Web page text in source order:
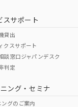
適合状況ページへ
らご検索ください
スサポート
貸出
クスサポート
談窓口ジャパンデスク
判定
ング・セミナ
ングのご案内